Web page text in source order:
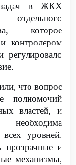
задач в ЖКХ
которое
контролером
регулировало
что вопрос
полномочий
властей, и
всех уровней.
прозрачные и
механизмы,